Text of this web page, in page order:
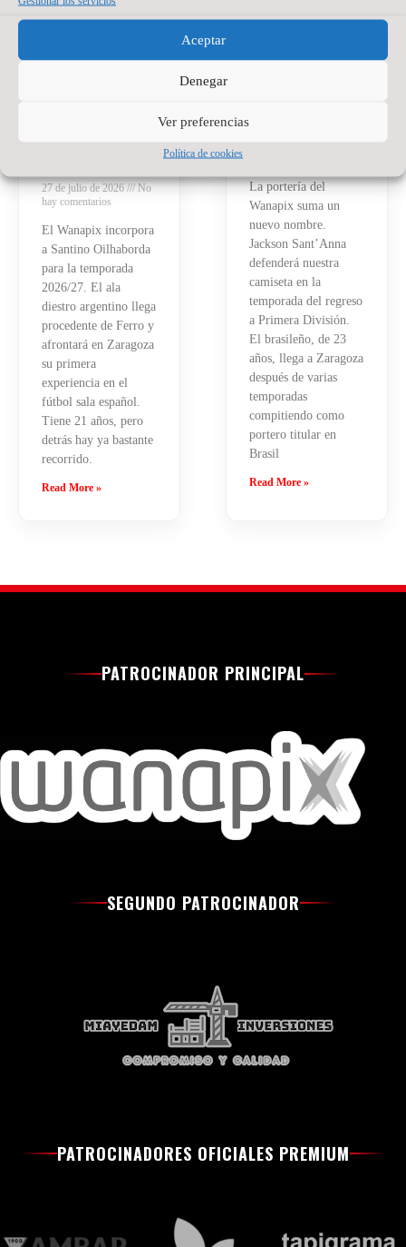
Aceptar
Denegar
Ver preferencias
Política de cookies
SANTINO
PARA EL
27 de julio de 2026
No
hay comentarios
El Wanapix incorpora
a Santino Oilhaborda
para la temporada
2026/27. El ala
diestro argentino llega
procedente de Ferro y
afrontará en Zaragoza
su primera
experiencia en el
fútbol sala español.
Tiene 21 años, pero
detrás hay ya bastante
recorrido.
Read More »
JACKSON
20 de julio de 2026
No
La portería del
Wanapix suma un
nuevo nombre.
Jackson Sant’Anna
defenderá nuestra
camiseta en la
temporada del regreso
a Primera División.
El brasileño, de 23
años, llega a Zaragoza
después de varias
temporadas
compitiendo como
portero titular en
Brasil
Read More »
PATROCINADOR PRINCIPAL
SEGUNDO PATROCINADOR
PATROCINADORES OFICIALES PREMIUM